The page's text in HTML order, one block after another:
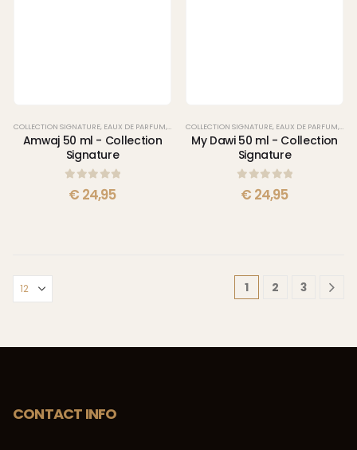
COLLECTION SIGNATURE, EAUX DE PARFUM, PARFUMS
Amwaj 50 ml - Collection
Signature
sur 5
€ 24,95
COLLECTION SIGNATURE, EAUX DE PARFUM,
My Dawi 50 ml - Collection
Signature
sur 5
€ 24,95
1 2 3
CONTACT INFO